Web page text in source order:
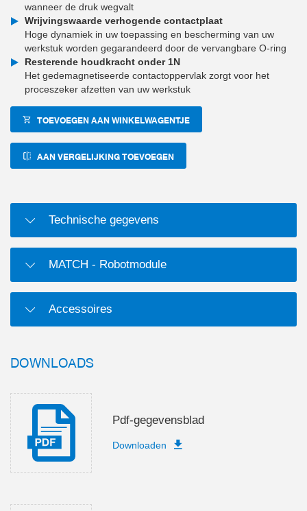
wanneer de druk wegvalt
Wrijvingswaarde verhogende contactplaat
Hoge dynamiek in uw toepassing en bescherming van uw
werkstuk worden gegarandeerd door de vervangbare O-ring
Resterende houdkracht onder 1N
Het gedemagnetiseerde contactoppervlak zorgt voor het
proceszeker afzetten van uw werkstuk
TOEVOEGEN AAN WINKELWAGENTJE
AAN VERGELIJKING TOEVOEGEN
Technische gegevens
MATCH - Robotmodule
Accessoires
DOWNLOADS
Pdf-gegevensblad
Downloaden